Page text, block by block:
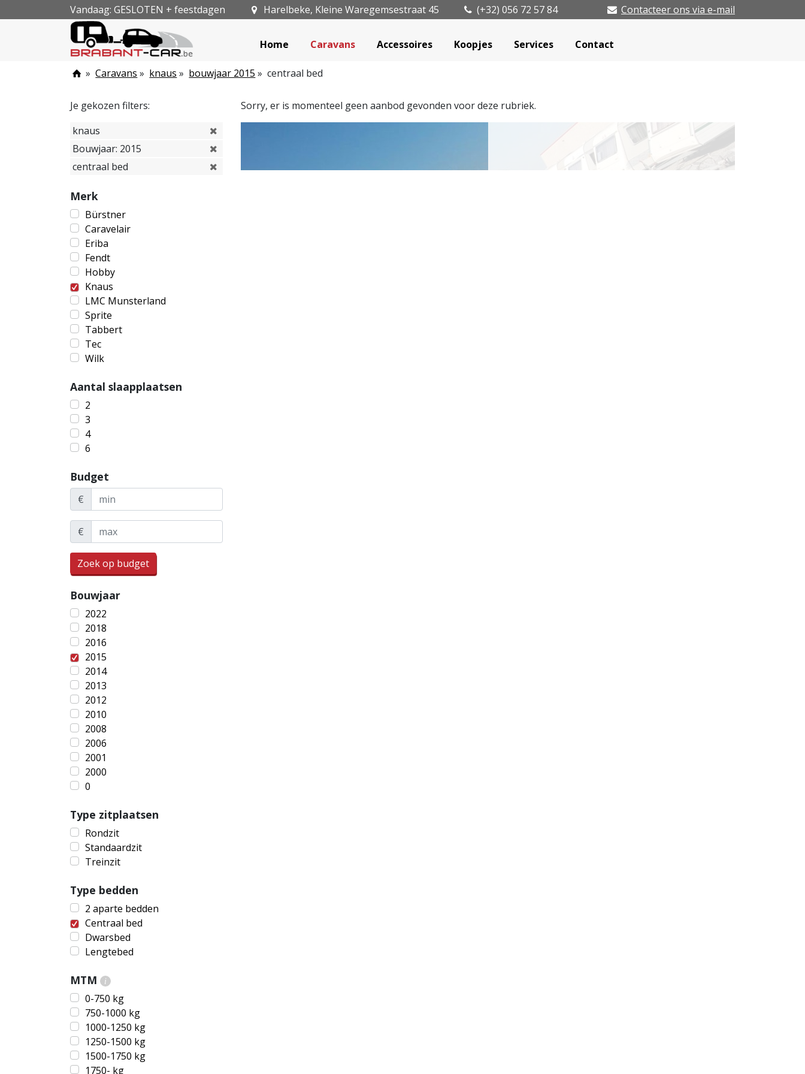
Vandaag: GESLOTEN + feestdagen Harelbeke, Kleine Waregemsestraat 45 (+32) 056 72 57 84 Contacteer ons via e-mail
Home Caravans Accessoires Koopjes Services Contact
»Caravans » knaus » bouwjaar 2015 »centraal bed
Je gekozen filters:
knaus
Bouwjaar: 2015
centraal bed
Merk
Bürstner
Caravelair
Eriba
Fendt
Hobby
Knaus
LMC Munsterland
Sprite
Tabbert
Tec
Wilk
Aantal slaapplaatsen
2
3
4
6
Budget
€
€
Zoek op budget
Bouwjaar
2022
2018
2016
2015
2014
2013
2012
2010
2008
2006
2001
2000
0
Type zitplaatsen
Rondzit
Standaardzit
Treinzit
Type bedden
2 aparte bedden
Centraal bed
Dwarsbed
Lengtebed
MTM i
0-750 kg
750-1000 kg
1000-1250 kg
1250-1500 kg
1500-1750 kg
1750- kg
Sorry, er is momenteel geen aanbod gevonden voor deze rubriek.